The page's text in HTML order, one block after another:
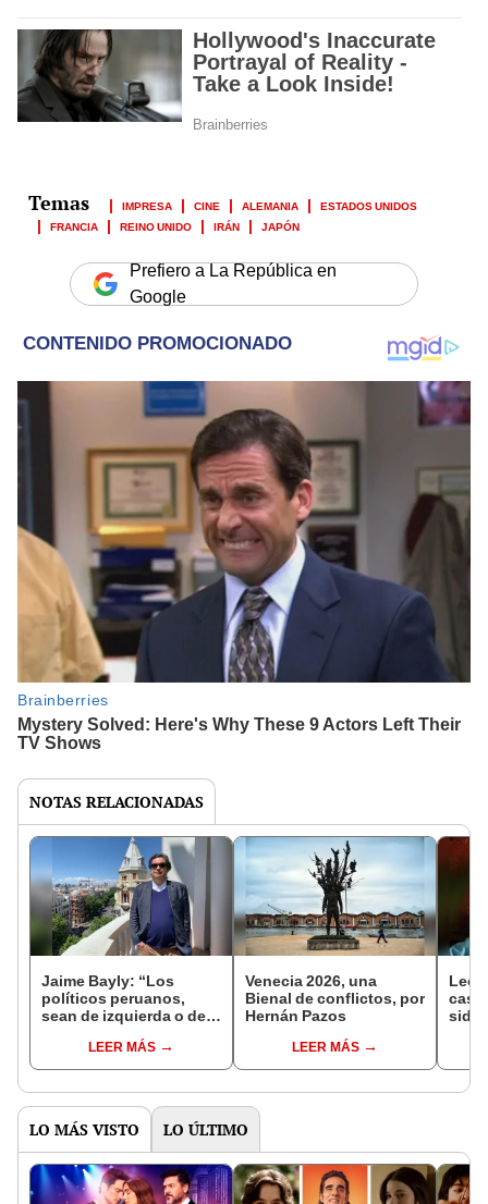
IMPRESA CINE ALEMANIA
ESTADOS UNIDOS
FRANCIA
REINO UNIDO IRÁN JAPÓN
Prefiero a La República en
Google
NOTAS RELACIONADAS
Jaime Bayly: “Los
políticos peruanos,
sean de izquierda o de
encuentran la manera
de decepcionarte”
LEER MÁS
Venecia 2026, una
Bienal de conflictos, por
Hernán Pazos
LEER MÁS
caso
sido
LO MÁS VISTO LO ÚLTIMO